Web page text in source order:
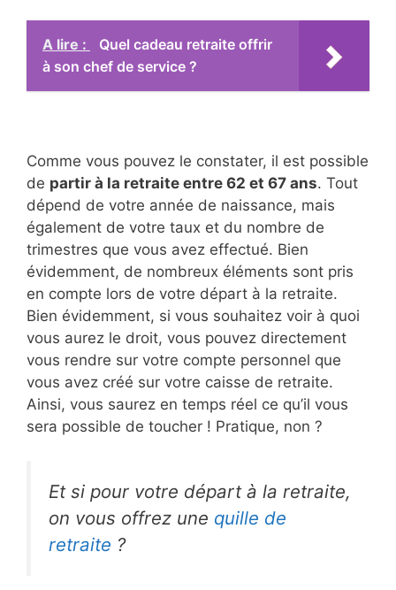
A lire :
Quel cadeau retraite offrir
à son chef de service ?
Comme vous pouvez le constater, il est possible
de partir à la retraite entre 62 et 67 ans. Tout
dépend de votre année de naissance, mais
également de votre taux et du nombre de
trimestres que vous avez effectué. Bien
évidemment, de nombreux éléments sont pris
en compte lors de votre départ à la retraite.
Bien évidemment, si vous souhaitez voir à quoi
vous aurez le droit, vous pouvez directement
vous rendre sur votre compte personnel que
vous avez créé sur votre caisse de retraite.
Ainsi, vous saurez en temps réel ce qu’il vous
sera possible de toucher ! Pratique, non ?
Et si pour votre départ à la retraite,
on vous offrez une quille de
retraite ?